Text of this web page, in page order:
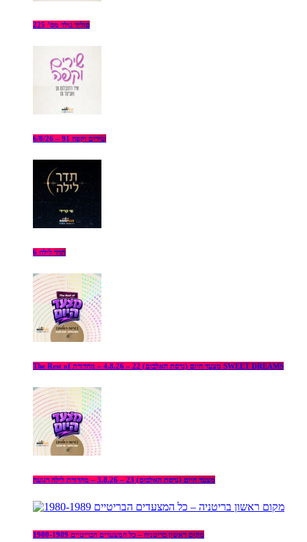
סוליד גולד מס’ 225
שירים וקפה 91 – 6/8/26
תדר לילה 6
The Rest of מצעד היום (גרסת האלבום) 22 – 4.8.26 – מהדורת SWEET DREAMS
מצעד היום (גרסת האלבום) 23 – 3.8.26 – מהדורת לילה רגועה
מקום ראשון בריטניה – כל המצעדים הבריטיים 1980-1989